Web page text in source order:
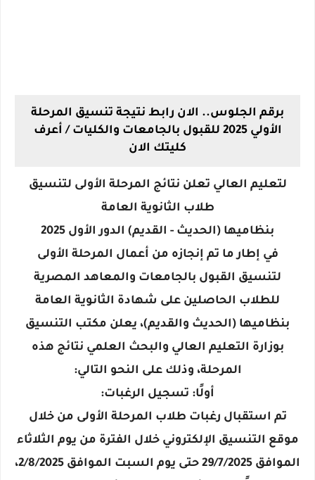
برقم الجلوس.. الان رابط نتيجة تنسيق المرحلة
الأولي 2025 للقبول بالجامعات والكليات / أعرف
كليتك الان
لتعليم العالي تعلن نتائج المرحلة الأولى لتنسيق
طلاب الثانوية العامة
بنظاميها (الحديث - القديم) الدور الأول 2025
في إطار ما تم إنجازه من أعمال المرحلة الأولى
لتنسيق القبول بالجامعات والمعاهد المصرية
للطلاب الحاصلين على شهادة الثانوية العامة
بنظاميها (الحديث والقديم)، يعلن مكتب التنسيق
بوزارة التعليم العالي والبحث العلمي نتائج هذه
المرحلة، وذلك على النحو التالي:
أولًا: تسجيل الرغبات:
تم استقبال رغبات طلاب المرحلة الأولى من خلال
موقع التنسيق الإلكتروني خلال الفترة من يوم الثلاثاء
الموافق 29/7/2025 حتى يوم السبت الموافق 2/8/2025،